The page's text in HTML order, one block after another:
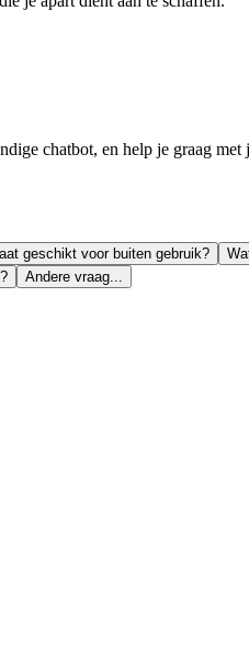
chatbot, en help je graag met
geschikt voor buiten gebruik?
Andere vraag...